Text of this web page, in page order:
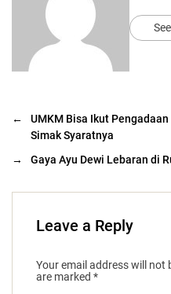
←
UMKM Bisa Ikut
Simak Syaratnya
→
Gaya Ayu Dewi Lebaran di
Leave a Reply
Your email address will not
are marked *